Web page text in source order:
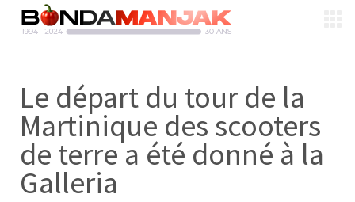
Le départ du tour de la
Martinique des scooters
de terre a été donné à la
Galleria